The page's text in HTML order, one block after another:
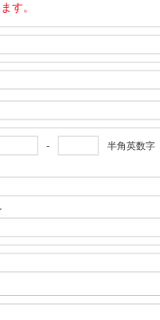
す。
- 半角英数字